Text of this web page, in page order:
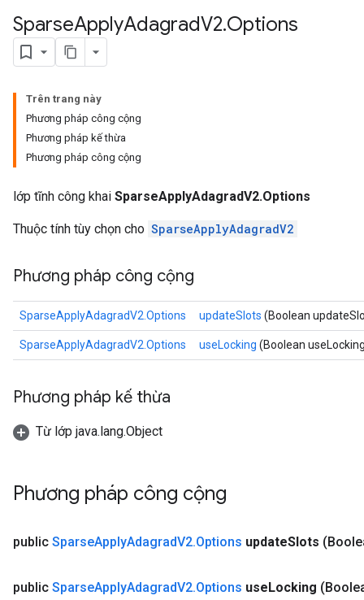
SparseApplyAdagradV2.Options
Trên trang này
Phương pháp công cộng
Phương pháp kế thừa
Phương pháp công cộng
lớp tĩnh công khai SparseApplyAdagradV2.Options
Thuộc tính tùy chọn cho SparseApplyAdagradV2
Phương pháp công cộng
SparseApplyAdagradV2.Options updateSlots (Boolean
SparseApplyAdagradV2.Options useLocking (Boolean
Phương pháp kế thừa
Từ lớp java.lang.Object
Phương pháp công cộng
public SparseApplyAdagradV2.Options updateSlots
public SparseApplyAdagradV2.Options useLocking